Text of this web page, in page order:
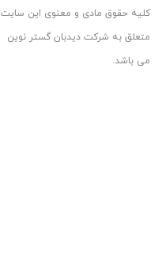
این سایت
گستر نوین
طراحی سایتو